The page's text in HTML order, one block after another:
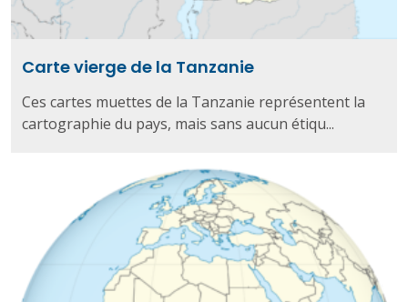
Carte vierge de la Tanzanie
Ces cartes muettes de la Tanzanie représentent la
cartographie du pays, mais sans aucun étiqu...